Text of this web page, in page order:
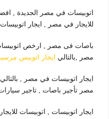
اتوبيسات في مصر الجديدة ,
للايجار في مصر , ايجار
باصات فى مصر , ارخص
مصر ,بالتالي
ايجار اتوبيس
ايجار اتوبيسات في مصر ,
مصر تأجير باصات , تاجير